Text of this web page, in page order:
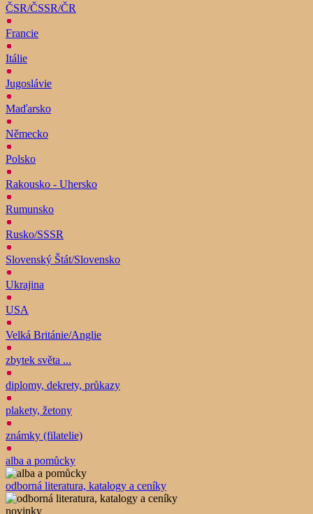
ČSR/ČSSR/ČR
Francie
Itálie
Jugoslávie
Maďarsko
Německo
Polsko
Rakousko - Uhersko
Rumunsko
Rusko/SSSR
Slovenský Štát/Slovensko
Ukrajina
USA
Velká Británie/Anglie
zbytek světa ...
diplomy, dekrety, průkazy
plakety, žetony
známky (filatelie)
alba a pomůcky
odborná literatura, katalogy a ceníky
novinky